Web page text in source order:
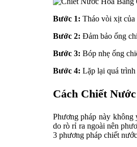
Bước 1: Tháo vòi xịt
Bước 2: Đảm bảo ống
Bước 3: Bóp nhẹ ống
Bước 4: Lặp lại quá trình
Cách Chiết
Phương pháp này
do rò rỉ ra ngoài nên
3 phương pháp chiết